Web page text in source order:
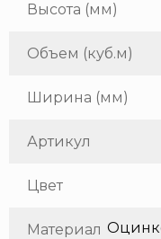
Высота (мм)
Объем (куб.м)
Ширина (мм)
Артикул
Цвет
Материал